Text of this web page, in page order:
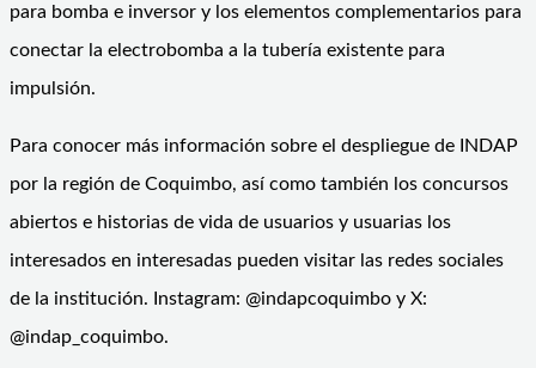
para bomba e inversor y los elementos complementarios para
conectar la electrobomba a la tubería existente para
impulsión.
Para conocer más información sobre el despliegue de INDAP
por la región de Coquimbo, así como también los concursos
abiertos e historias de vida de usuarios y usuarias los
interesados en interesadas pueden visitar las redes sociales
de la institución. Instagram: @indapcoquimbo y X:
@indap_coquimbo.